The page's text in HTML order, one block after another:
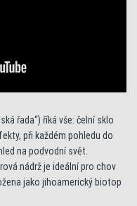
řada“) říká vše: čelní sklo
při každém pohledu do
na podvodní svět.
nádrž je ideální pro chov
jako jihoamerický biotop